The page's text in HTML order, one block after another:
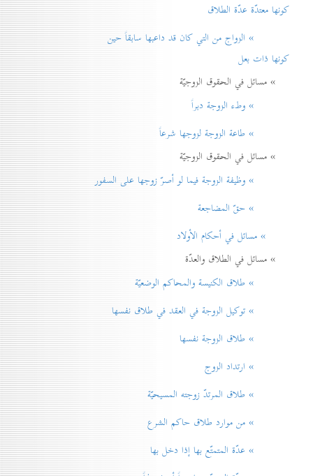
كونها معتدّة عدّة الطلاق
» الزواج من التي كان قد داعبها سابقاً حين
كونها ذات بعل
» مسائل في الحقوق الزوجيّة
» وطء الزوجة دبراً
» طاعة الزوجة لزوجها شرعاً
» مسائل في الحقوق الزوجيّة
» وظيفة الزوجة فيما لو أصرّ زوجها على السفور
» حقّ المضاجعة
» مسائل في أحكام الأولاد
» مسائل في الطلاق والعدّة
» طلاق الكنيسة والمحاكم الوضعيّة
» توكيل الزوجة في العقد في طلاق نفسها
» طلاق الزوجة نفسها
» ارتداد الزوج
» طلاق المرتدّ زوجته المسيحيّة
» من موارد طلاق حاكم الشرع
» عدّة المتمتّع بها إذا دخل بها